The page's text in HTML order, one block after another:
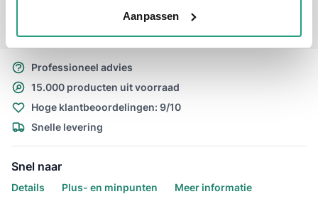
Aanpassen
Aantal voor RVS kogelkraan 3-delig incl. pneumaat dubbelwerkend 3"
Professioneel advies
15.000 producten uit voorraad
Hoge klantbeoordelingen: 9/10
Snelle levering
Snel naar
Details Plus- en minpunten Meer informatie